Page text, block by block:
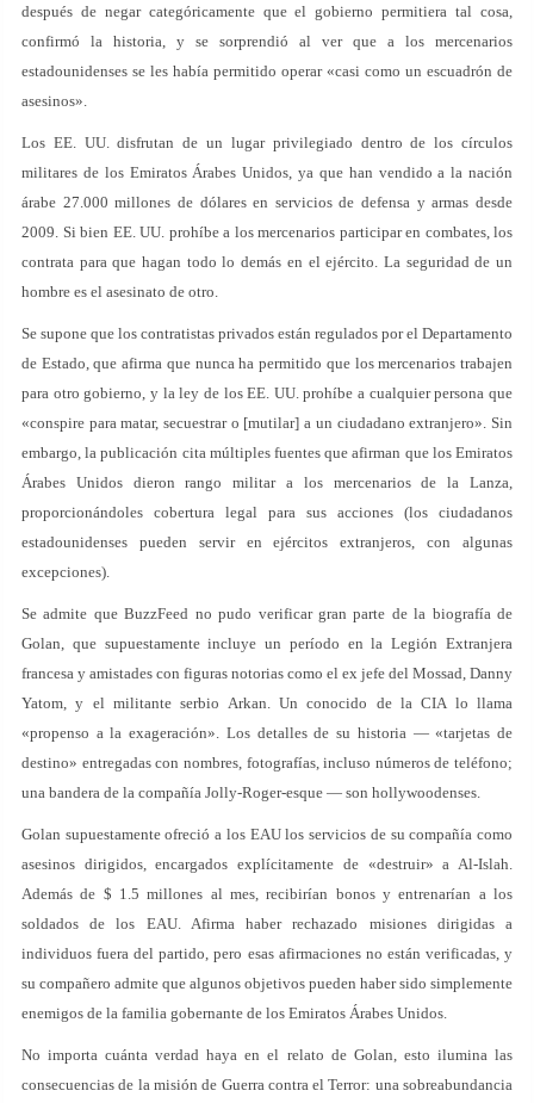
después de negar categóricamente que el gobierno permitiera tal cosa,
confirmó la historia, y se sorprendió al ver que a los mercenarios
estadounidenses se les había permitido operar «casi como un escuadrón de
asesinos».
Los EE. UU. disfrutan de un lugar privilegiado dentro de los círculos
militares de los Emiratos Árabes Unidos, ya que han vendido a la nación
árabe 27.000 millones de dólares en servicios de defensa y armas desde
2009. Si bien EE. UU. prohíbe a los mercenarios participar en combates, los
contrata para que hagan todo lo demás en el ejército. La seguridad de un
hombre es el asesinato de otro.
Se supone que los contratistas privados están regulados por el Departamento
de Estado, que afirma que nunca ha permitido que los mercenarios trabajen
para otro gobierno, y la ley de los EE. UU. prohíbe a cualquier persona que
«conspire para matar, secuestrar o [mutilar] a un ciudadano extranjero». Sin
embargo, la publicación cita múltiples fuentes que afirman que los Emiratos
Árabes Unidos dieron rango militar a los mercenarios de la Lanza,
proporcionándoles cobertura legal para sus acciones (los ciudadanos
estadounidenses pueden servir en ejércitos extranjeros, con algunas
excepciones).
Se admite que BuzzFeed no pudo verificar gran parte de la biografía de
Golan, que supuestamente incluye un período en la Legión Extranjera
francesa y amistades con figuras notorias como el ex jefe del Mossad, Danny
Yatom, y el militante serbio Arkan. Un conocido de la CIA lo llama
«propenso a la exageración». Los detalles de su historia — «tarjetas de
destino» entregadas con nombres, fotografías, incluso números de teléfono;
una bandera de la compañía Jolly-Roger-esque — son hollywoodenses.
Golan supuestamente ofreció a los EAU los servicios de su compañía como
asesinos dirigidos, encargados explícitamente de «destruir» a Al-Islah.
Además de $ 1.5 millones al mes, recibirían bonos y entrenarían a los
soldados de los EAU. Afirma haber rechazado misiones dirigidas a
individuos fuera del partido, pero esas afirmaciones no están verificadas, y
su compañero admite que algunos objetivos pueden haber sido simplemente
enemigos de la familia gobernante de los Emiratos Árabes Unidos.
No importa cuánta verdad haya en el relato de Golan, esto ilumina las
consecuencias de la misión de Guerra contra el Terror: una sobreabundancia